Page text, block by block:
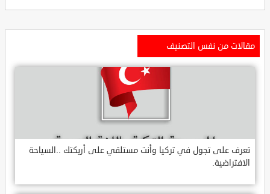
مقالات من نفس التصنيف
تعرف على تجول في تركيا وأنت مستلقي على أريكتك ..السياحة
الافتراضية.